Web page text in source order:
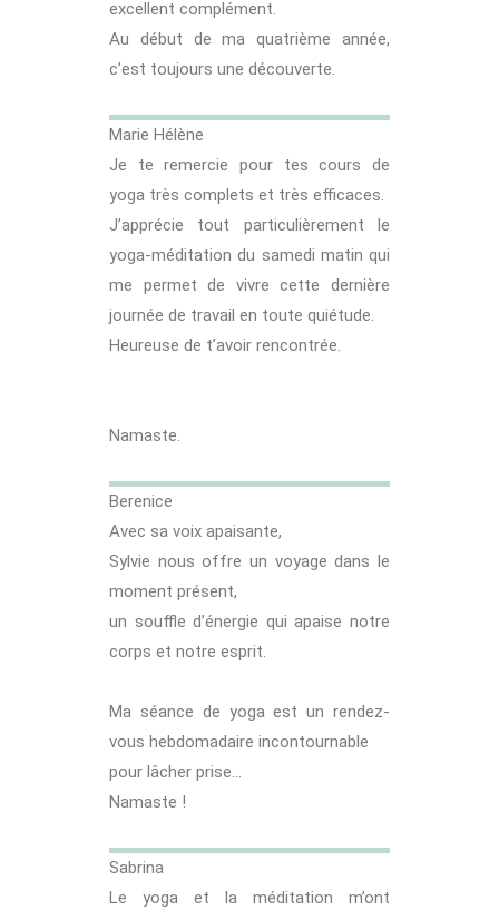
excellent complément.
Au début de ma quatrième année,
c’est toujours une découverte.
Marie Hélène
Je te remercie pour tes cours de
yoga très complets et très efficaces.
J’apprécie tout particulièrement le
yoga-méditation du samedi matin qui
me permet de vivre cette dernière
journée de travail en toute quiétude.
Heureuse de t’avoir rencontrée.
Namaste.
Berenice
Avec sa voix apaisante,
Sylvie nous offre un voyage dans le
moment présent,
un souffle d’énergie qui apaise notre
corps et notre esprit.
Ma séance de yoga est un rendez-
vous hebdomadaire incontournable
pour lâcher prise…
Namaste !
Sabrina
Le yoga et la méditation m’ont